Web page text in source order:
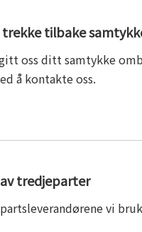
trekke tilbake
oss ditt samtykke
å kontakte oss.
tredjeparter
vi